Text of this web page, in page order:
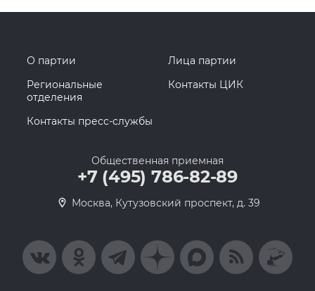
О партии
Лица партии
Региональные
отделения
Контакты ЦИК
Контакты пресс-службы
Общественная приемная
+7 (495) 786-82-89
Москва, Кутузовский проспект, д. 39